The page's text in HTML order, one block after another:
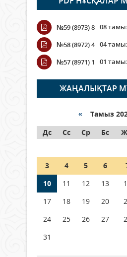
мыңнан астам
қауіпсіздігін
06 тамыз 2026 ж.
Wi-Fi ҚАБЫРҒА
ӨТЕДІ?
06 тамыз 2026 ж. 288
граждане Казахстана,
05 тамыз 2026 ж. 168
Шетелде жүрген
азаматтары қалай
05 тамыз 2026 ж.
№59 (8973) 8 08
№58 (8972) 4 04
№57 (8971) 1
01
ЖАҢАЛЫҚТАР
« Тамыз
Дс
Сс Ср Бс
3
4 5 6
10
11 12 13
17
18 19 20
24
25 26 27
31